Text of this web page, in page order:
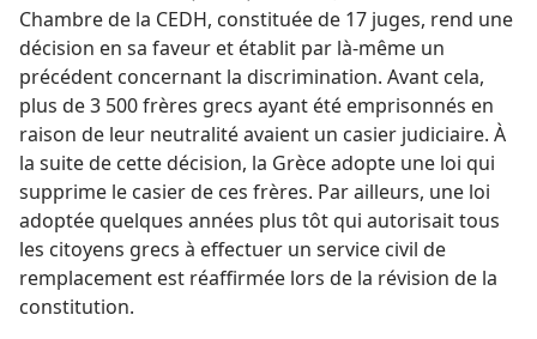
Chambre de la CEDH, constituée de 17 juges, rend une
décision en sa faveur et établit par là-​même un
précédent concernant la discrimination. Avant cela,
plus de 3 500 frères grecs ayant été emprisonnés en
raison de leur neutralité avaient un casier judiciaire. À
la suite de cette décision, la Grèce adopte une loi qui
supprime le casier de ces frères. Par ailleurs, une loi
adoptée quelques années plus tôt qui autorisait tous
les citoyens grecs à effectuer un service civil de
remplacement est réaffirmée lors de la révision de la
constitution.